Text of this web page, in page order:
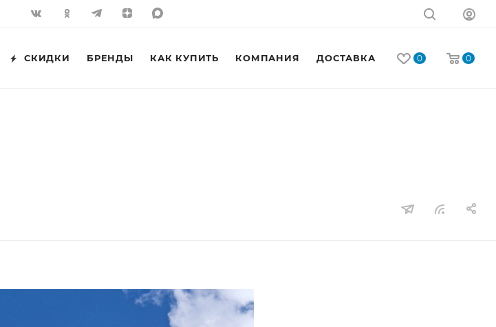
0 0
СКИДКИ БРЕНДЫ КАК КУПИТЬ КОМПАНИЯ ДОСТАВКА КОНТАКТЫ